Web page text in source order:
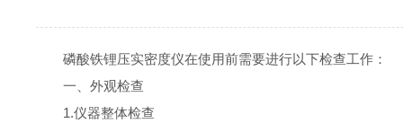
磷酸铁锂压实密度仪在使用前需要进行以下检查工作：
一、外观检查
1.仪器整体检查